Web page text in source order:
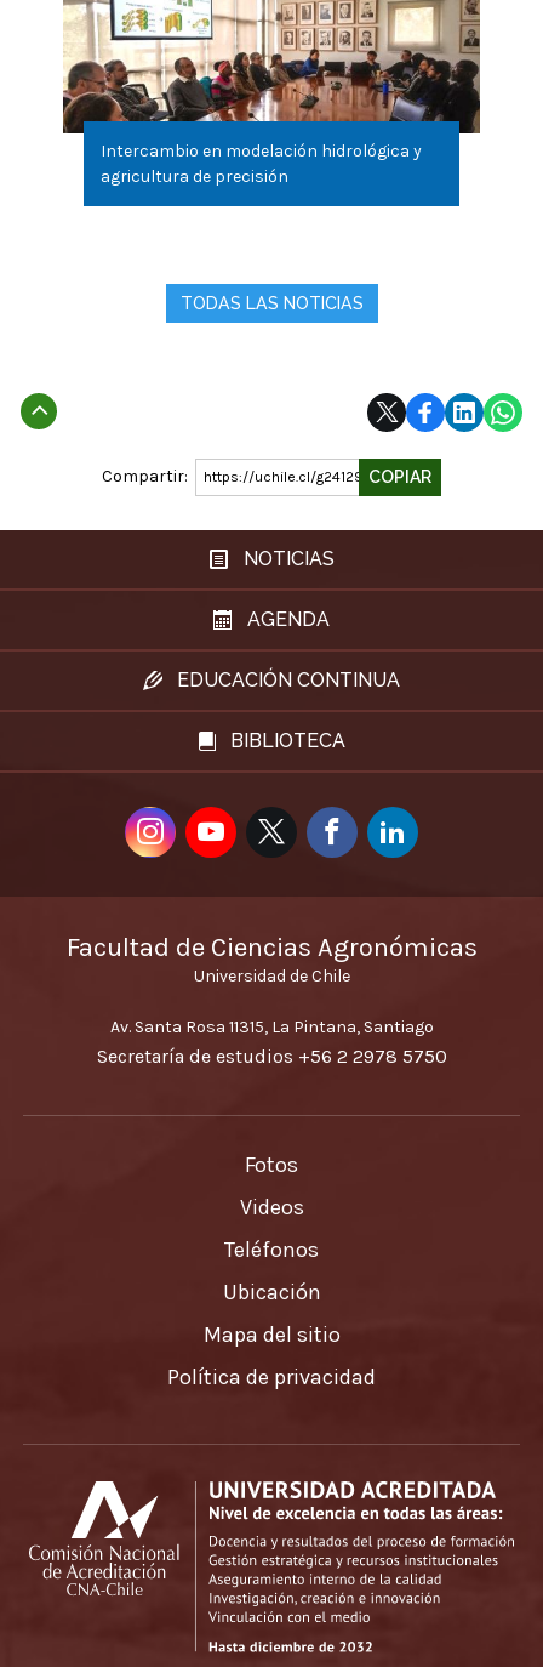
Intercambio en modelación hidrológica y
agricultura de precisión
TODAS LAS NOTICIAS
Subir
Compartir: https://uchile.cl/g241298COPIAR
NOTICIAS
AGENDA
EDUCACIÓN CONTINUA
BIBLIOTECA
Facultad de Ciencias Agronómicas
Universidad de Chile
Av. Santa Rosa 11315, La Pintana, Santiago
Secretaría de estudios +56 2 2978 5750
Fotos
Videos
Teléfonos
Ubicación
Mapa del sitio
Política de privacidad